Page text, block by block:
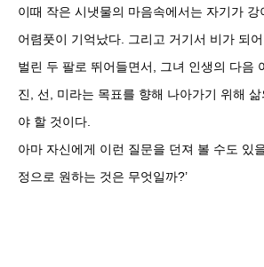
이때 작은 시냇물의 마음속에서는 자기가
어렴풋이 기억났다. 그리고 거기서 비가 되
벌린 두 팔로 뛰어들면서, 그녀 인생의 다음
진, 선, 미라는 목표를 향해 나아가기 위해
야 할 것이다.
아마 자신에게 이런 질문을 던져 볼 수도 있
정으로 원하는 것은 무엇일까?’